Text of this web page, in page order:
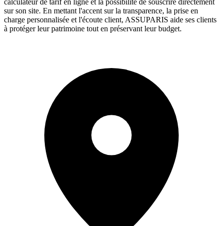
sur son site. En mettant l'accent sur la transparence, la prise en
charge personnalisée et l'écoute client, ASSUPARIS aide ses clients
à protéger leur patrimoine tout en préservant leur budget.